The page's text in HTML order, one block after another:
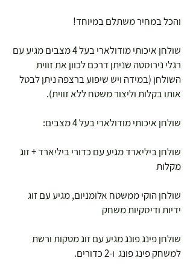
והכל במחיר משתלם במיוחד!
שולחן איכותי מודולארי בעל 4 מצבים מגיע עם
רגלי נירוסטה שניתן דרכם לכוון את זווית
השולחן (במידה ויש שיפוע ברצפה ניתן לבטל
אותו בקלות וליצור משטח ללא זווית).
שולחן איכותי מודולארי בעל 4 מצבים:
שולחן ביליארד מגיע עם כדורי ביליארד + זוג
מקלות
שולחן הוקי ממשטח אלומניום, מגיע עם זוג
ידיות ודיסקיות משחק
שולחן פינג פונג מגיע עם זוג מטקות ורשת
למשחק פינג פונג ו-2 כדורים.